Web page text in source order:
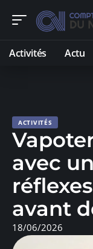
Activités Actu
ACTIVITÉS
avec
avant
18/06/2026